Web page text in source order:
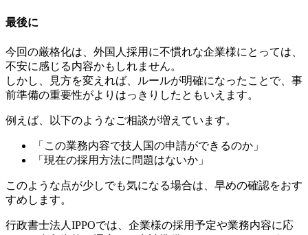
最後に
今回の厳格化は、外国人採用に不慣れな企業様にとっては、
不安に感じる内容かもしれません。
しかし、見方を変えれば、ルールが明確になったことで、事
前準備の重要性がよりはっきりしたともいえます。
例えば、以下のようなご相談が増えています。
「この業務内容で技人国の申請ができるのか」
「現在の採用方法に問題はないか」
このような点が少しでも気になる場合は、早めの確認をおす
すめします。
行政書士法人IPPOでは、企業様の採用予定や業務内容に応